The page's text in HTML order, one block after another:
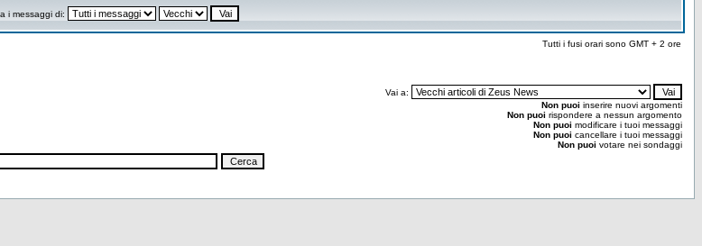
i messaggi di:
Tutti i fusi orari sono GMT + 2 ore
Vai a:
Non puoi inserire nuovi argomenti
Non puoi rispondere a nessun argomento
Non puoi modificare i tuoi messaggi
Non puoi cancellare i tuoi messaggi
Non puoi votare nei sondaggi